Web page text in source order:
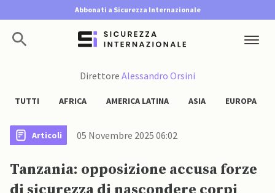
Abbonati a Sicurezza Internazionale
Direttore Alessandro Orsini
TUTTI AFRICA AMERICA LATINA ASIA EUROPA
Articoli 05 Novembre 2025 06:02
Tanzania: opposizione accusa forze